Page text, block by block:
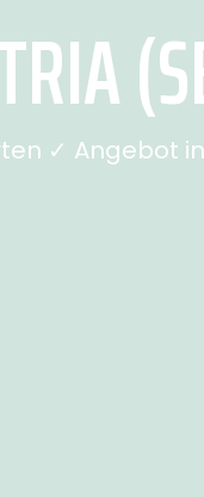
✓ Angebot in